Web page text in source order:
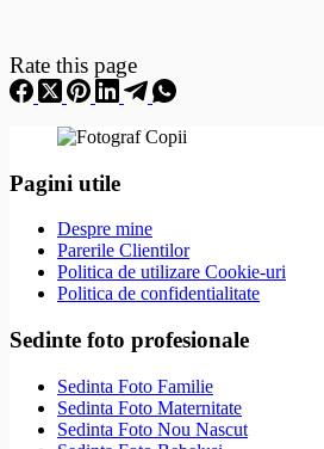
Rate this page
Pagini utile
Despre mine
Parerile Clientilor
Politica de utilizare Cookie-uri
Politica de confidentialitate
Sedinte foto profesionale
Sedinta Foto Familie
Sedinta Foto Maternitate
Sedinta Foto Nou Nascut